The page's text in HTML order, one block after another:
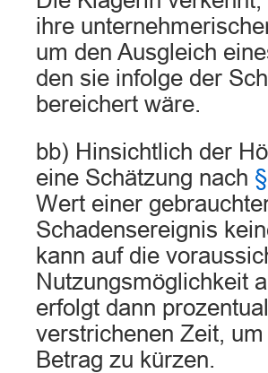
ihre
um den Ausgleich
den sie infolge der
bereichert wäre.
bb) Hinsichtlich der
eine Schätzung nach
Wert einer
Schadensereignis
kann auf die
Nutzungsmöglichkeit
erfolgt dann
verstrichenen Zeit,
Betrag zu kürzen.